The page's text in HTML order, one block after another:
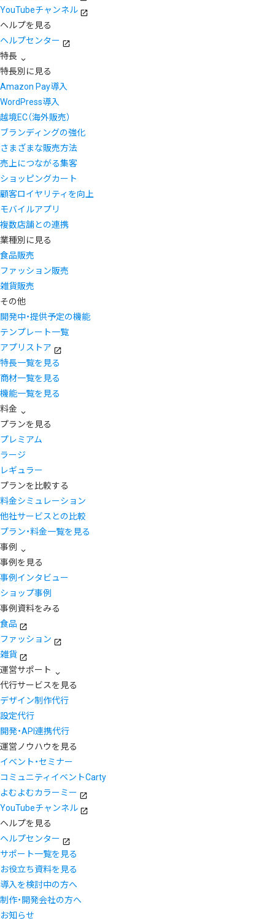
YouTubeチャンネル
ヘルプを見る
ヘルプセンター
特長
特長別に見る
Amazon Pay導入
WordPress導入
越境EC（海外販売）
ブランディングの強化
さまざまな販売方法
売上につながる集客
ショッピングカート
顧客ロイヤリティを向上
モバイルアプリ
複数店舗との連携
業種別に見る
食品販売
ファッション販売
雑貨販売
その他
開発中・提供予定の機能
テンプレート一覧
アプリストア
特長一覧を見る
商材一覧を見る
機能一覧を見る
料金
プランを見る
プレミアム
ラージ
レギュラー
プランを比較する
料金シミュレーション
他社サービスとの比較
プラン・料金一覧を見る
事例
事例を見る
事例インタビュー
ショップ事例
事例資料をみる
食品
ファッション
雑貨
運営サポート
代行サービスを見る
デザイン制作代行
設定代行
開発・API連携代行
運営ノウハウを見る
イベント・セミナー
コミュニティイベントCarty
よむよむカラーミー
YouTubeチャンネル
ヘルプを見る
ヘルプセンター
サポート一覧を見る
お役立ち資料を見る
導入を検討中の方へ
制作・開発会社の方へ
お知らせ